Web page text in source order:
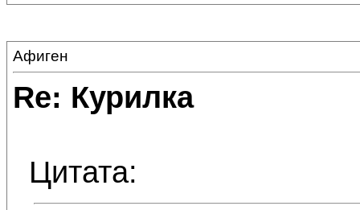
Афиген
Re: Курилка
Цитата: